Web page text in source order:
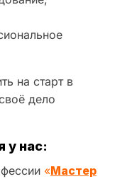
на старт в
дело
у нас:
«Мастер